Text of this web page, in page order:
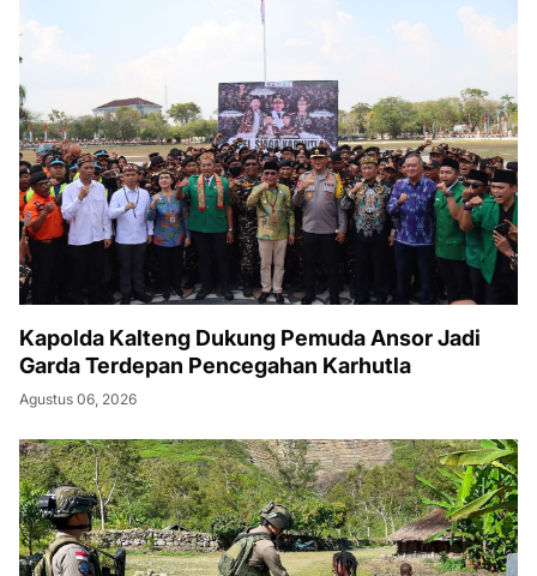
Kapolda Kalteng Dukung Pemuda Ansor Jadi
Garda Terdepan Pencegahan Karhutla
Agustus 06, 2026